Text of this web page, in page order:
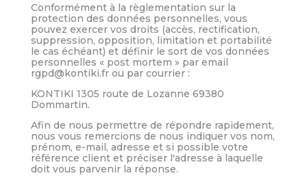
Conformément à la règlementation sur la
protection des données personnelles, vous
pouvez exercer vos droits (accès, rectification,
suppression, opposition, limitation et portabilité
le cas échéant) et définir le sort de vos données
personnelles « post mortem » par email
rgpd@kontiki.fr ou par courrier :
KONTIKI 1305 route de Lozanne 69380
Dommartin.
Afin de nous permettre de répondre rapidement,
nous vous remercions de nous indiquer vos nom,
prénom, e-mail, adresse et si possible votre
référence client et préciser l'adresse à laquelle
doit vous parvenir la réponse.